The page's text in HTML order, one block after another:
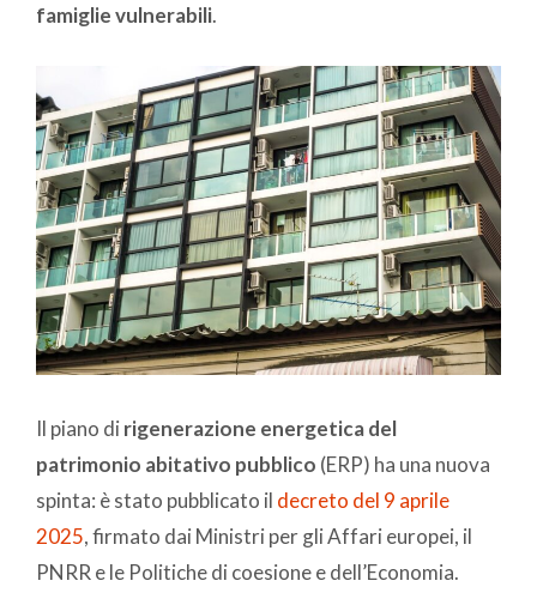
famiglie vulnerabili.
Il piano di rigenerazione energetica del
patrimonio abitativo pubblico (ERP) ha una nuova
spinta: è stato pubblicato il decreto del 9 aprile
2025, firmato dai Ministri per gli Affari europei, il
PNRR e le Politiche di coesione e dell’Economia.